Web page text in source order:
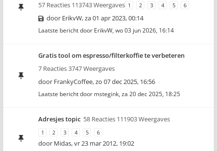
57 Reacties 113743 Weergaves 1 2 3 4 5 6
door ErikvW,za 01 apr 2023, 00:14
Laatste bericht door ErikvW, wo 03 jun 2026, 16:14
Gratis tool om espresso/filterkoffie te verbeteren
7 Reacties 3747 Weergaves
door FrankyCoffee,zo 07 dec 2025, 16:56
Laatste bericht door mstegink, za 20 dec 2025, 18:25
Adresjes topic 58 Reacties 111903 Weergaves
1 2 3 4 5 6
door Midas,vr 23 mar 2012, 19:02